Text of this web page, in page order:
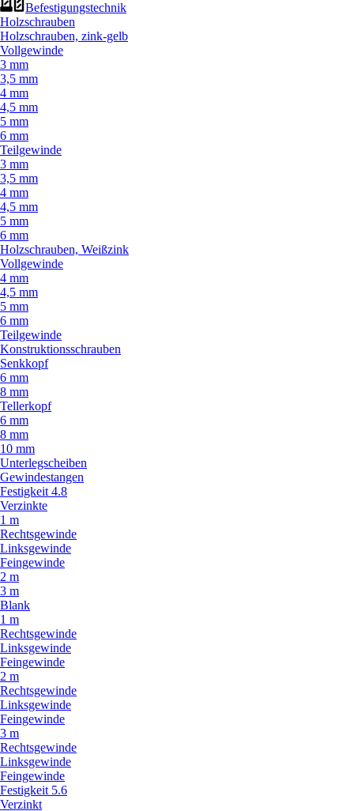
Befestigungstechnik
Holzschrauben
Holzschrauben, zink-gelb
Vollgewinde
3 mm
3,5 mm
4 mm
4,5 mm
5 mm
6 mm
Teilgewinde
3 mm
3,5 mm
4 mm
4,5 mm
5 mm
6 mm
Holzschrauben, Weißzink
Vollgewinde
4 mm
4,5 mm
5 mm
6 mm
Teilgewinde
Konstruktionsschrauben
Senkkopf
6 mm
8 mm
Tellerkopf
6 mm
8 mm
10 mm
Unterlegscheiben
Gewindestangen
Festigkeit 4.8
Verzinkte
1 m
Rechtsgewinde
Linksgewinde
Feingewinde
2 m
3 m
Blank
1 m
Rechtsgewinde
Linksgewinde
Feingewinde
2 m
Rechtsgewinde
Linksgewinde
Feingewinde
3 m
Rechtsgewinde
Linksgewinde
Feingewinde
Festigkeit 5.6
Verzinkt